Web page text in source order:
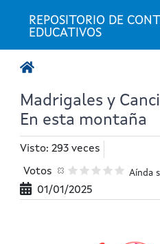
REPOSITORIO DE CONTIDOS
EDUCATIVOS
Madrigales y
En esta montaña
Visto: 293 veces
Votos Aínda
01/01/2025